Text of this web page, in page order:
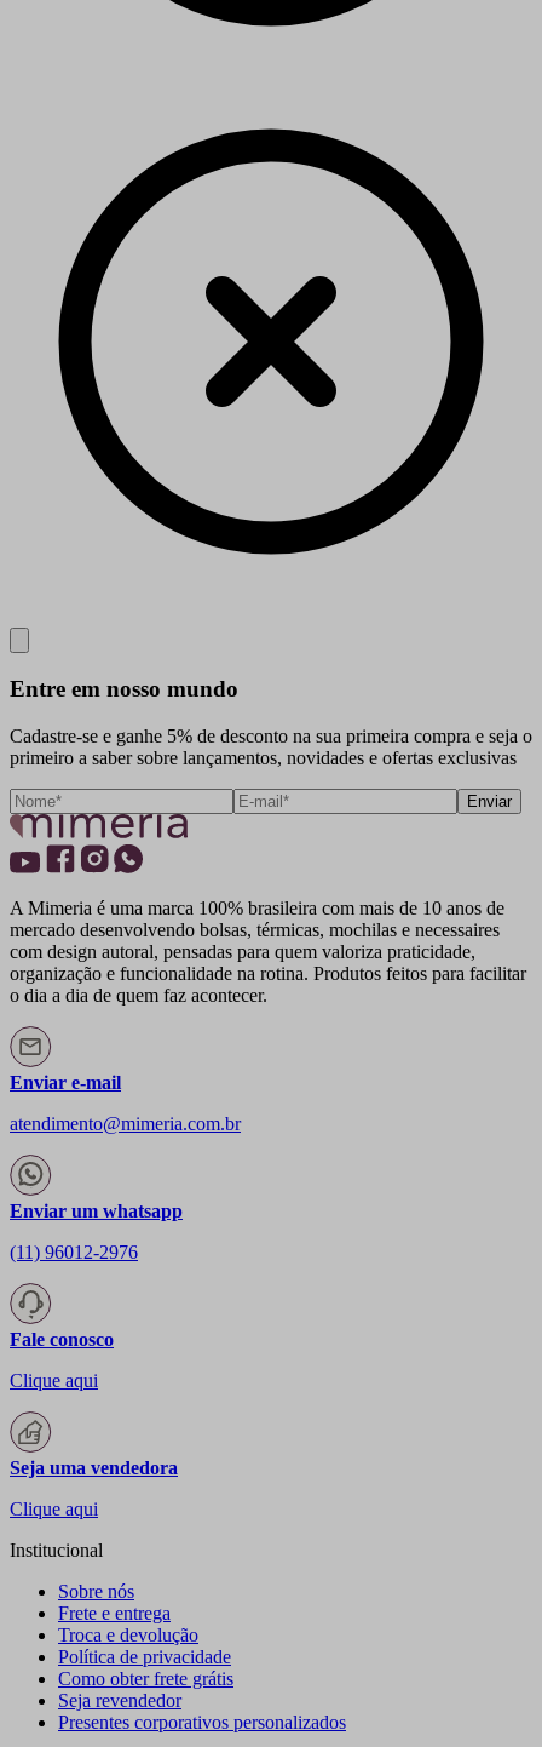
Entre em nosso mundo
Cadastre-se e ganhe 5% de desconto na sua primeira compra e seja o
primeiro a saber sobre lançamentos, novidades e ofertas exclusivas
Enviar
A Mimeria é uma marca 100% brasileira com mais de 10 anos de
mercado desenvolvendo bolsas, térmicas, mochilas e necessaires
com design autoral, pensadas para quem valoriza praticidade,
organização e funcionalidade na rotina. Produtos feitos para facilitar
o dia a dia de quem faz acontecer.
Enviar e-mail
atendimento@mimeria.com.br
Enviar um whatsapp
(11) 96012-2976
Fale conosco
Clique aqui
Seja uma vendedora
Clique aqui
Institucional
Sobre nós
Frete e entrega
Troca e devolução
Política de privacidade
Como obter frete grátis
Seja revendedor
Presentes corporativos personalizados